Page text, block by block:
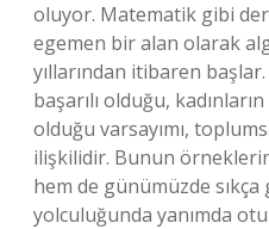
oluyor. Matematik gibi
egemen bir alan olarak
yıllarından itibaren
başarılı olduğu, kadınların
olduğu varsayımı,
ilişkilidir. Bunun
hem de günümüzde
yolculuğunda yanımda